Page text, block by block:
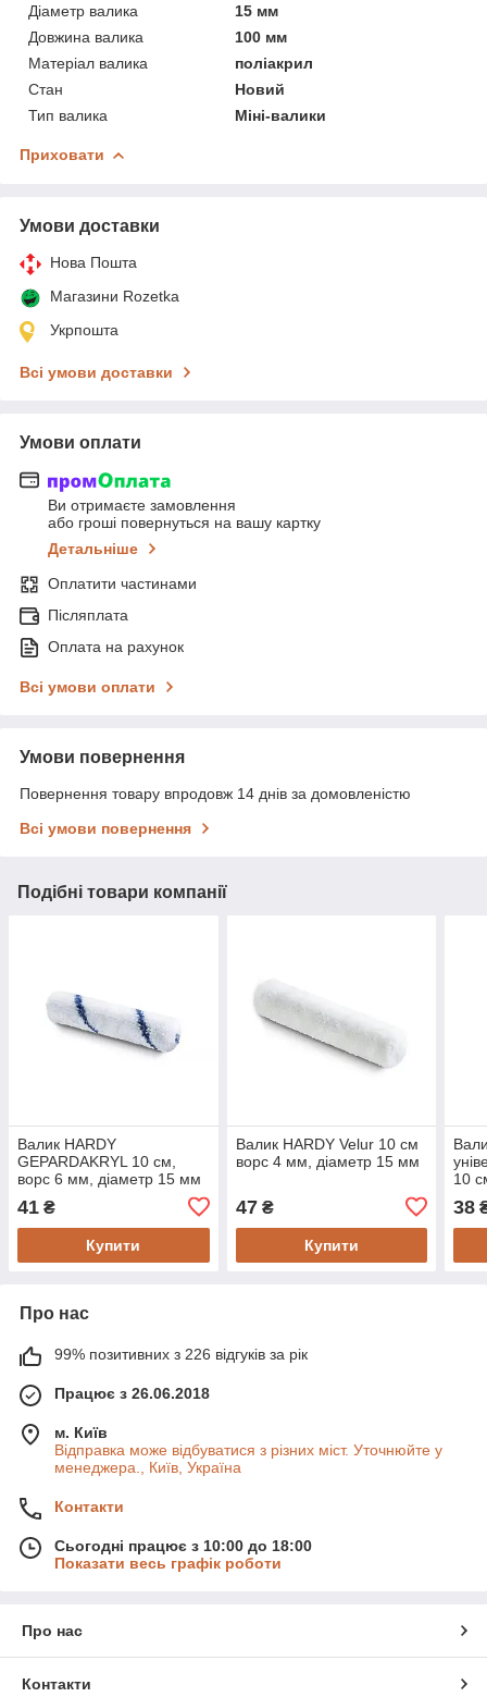
Діаметр валика
15 мм
Довжина валика
100 мм
Матеріал валика
поліакрил
Стан
Новий
Тип валика
Міні-валики
Приховати
Умови доставки
Нова Пошта
Магазини Rozetka
Укрпошта
Всі умови доставки
Умови оплати
Ви отримаєте замовлення
або гроші повернуться на вашу картку
Детальніше
Оплатити частинами
Післяплата
Оплата на рахунок
Всі умови оплати
Умови повернення
Повернення товару впродовж 14 днів за домовленістю
Всі умови повернення
Подібні товари компанії
Валик HARDY
GEPARDAKRYL 10 см,
ворс 6 мм, діаметр 15 мм
41 ₴
Купити
Валик HARDY Velur 10 см
ворс 4 мм, діаметр 15 мм
47₴
Купити
10
38
Про нас
99% позитивних з 226 відгуків за рік
Працює з 26.06.2018
м. Київ
Відправка може відбуватися з різних міст. Уточнюйте у
менеджера., Київ, Україна
Контакти
Сьогодні працює з 10:00 до 18:00
Показати весь графік роботи
Про нас
Контакти